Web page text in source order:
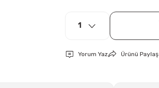
Yorum Yaz Ürünü Paylaş